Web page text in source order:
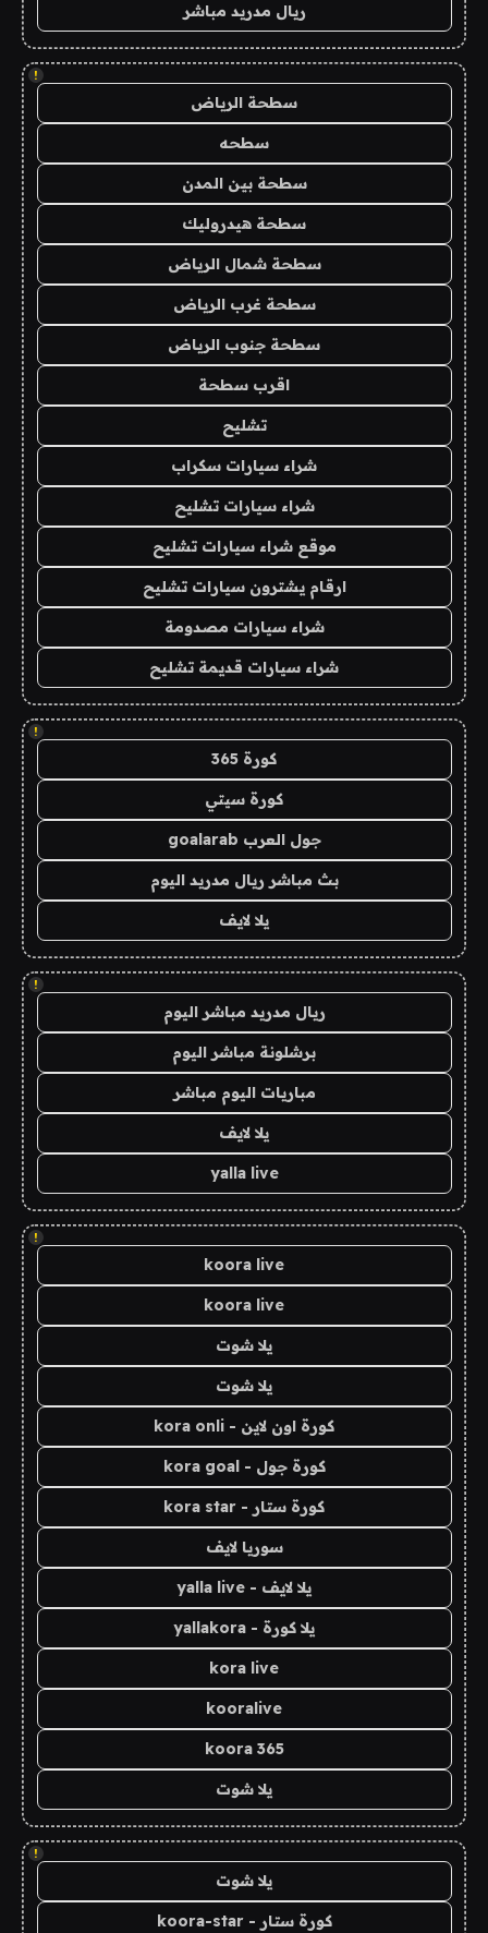
ريال مدريد مباشر
!
سطحة الرياض
سطحه
سطحة بين المدن
سطحة هيدروليك
سطحة شمال الرياض
سطحة غرب الرياض
سطحة جنوب الرياض
اقرب سطحة
تشليح
شراء سيارات سكراب
شراء سيارات تشليح
موقع شراء سيارات تشليح
ارقام يشترون سيارات تشليح
شراء سيارات مصدومة
شراء سيارات قديمة تشليح
!
كورة 365
كورة سيتي
جول العرب goalarab
بث مباشر ريال مدريد اليوم
يلا لايف
!
ريال مدريد مباشر اليوم
برشلونة مباشر اليوم
مباريات اليوم مباشر
يلا لايف
yalla live
!
koora live
koora live
يلا شوت
يلا شوت
كورة اون لاين - kora onli
كورة جول - kora goal
كورة ستار - kora star
سوريا لايف
يلا لايف - yalla live
يلا كورة - yallakora
kora live
kooralive
koora 365
يلا شوت
!
يلا شوت
كورة ستار - koora-star